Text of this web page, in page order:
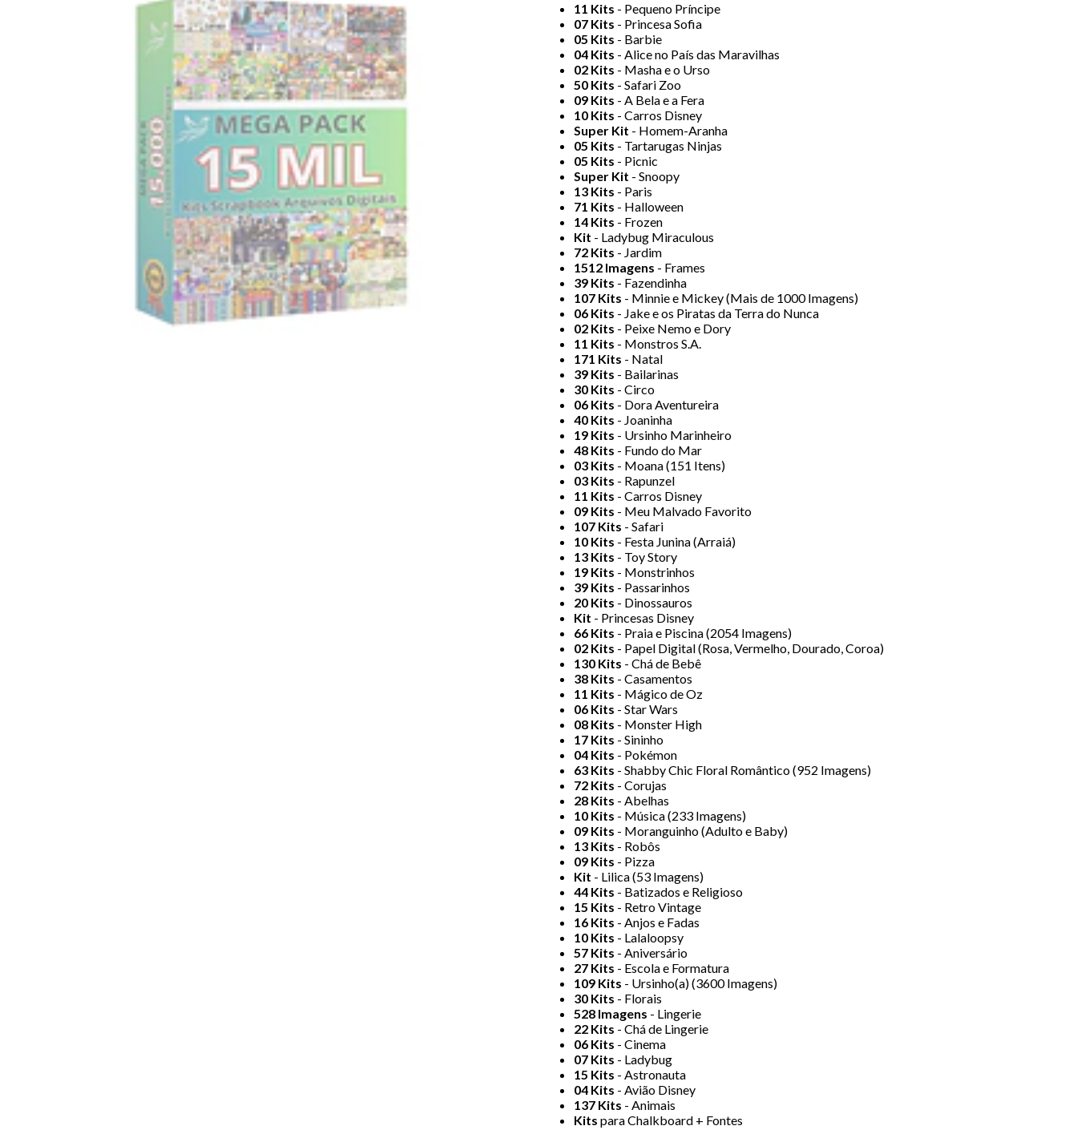
11 Kits - Pequeno Príncipe
07 Kits - Princesa Sofia
05 Kits - Barbie
04 Kits - Alice no País das Maravilhas
02 Kits - Masha e o Urso
50 Kits - Safari Zoo
09 Kits - A Bela e a Fera
10 Kits - Carros Disney
Super Kit - Homem-Aranha
05 Kits - Tartarugas Ninjas
05 Kits - Picnic
Super Kit - Snoopy
13 Kits - Paris
71 Kits - Halloween
14 Kits - Frozen
Kit - Ladybug Miraculous
72 Kits - Jardim
1512 Imagens - Frames
39 Kits - Fazendinha
107 Kits - Minnie e Mickey (Mais de 1000 Imagens)
06 Kits - Jake e os Piratas da Terra do Nunca
02 Kits - Peixe Nemo e Dory
11 Kits - Monstros S.A.
171 Kits - Natal
39 Kits - Bailarinas
30 Kits - Circo
06 Kits - Dora Aventureira
40 Kits - Joaninha
19 Kits - Ursinho Marinheiro
48 Kits - Fundo do Mar
03 Kits - Moana (151 Itens)
03 Kits - Rapunzel
11 Kits - Carros Disney
09 Kits - Meu Malvado Favorito
107 Kits - Safari
10 Kits - Festa Junina (Arraiá)
13 Kits - Toy Story
19 Kits - Monstrinhos
39 Kits - Passarinhos
20 Kits - Dinossauros
Kit - Princesas Disney
66 Kits - Praia e Piscina (2054 Imagens)
02 Kits - Papel Digital (Rosa, Vermelho, Dourado, Coroa)
130 Kits - Chá de Bebê
38 Kits - Casamentos
11 Kits - Mágico de Oz
06 Kits - Star Wars
08 Kits - Monster High
17 Kits - Sininho
04 Kits - Pokémon
63 Kits - Shabby Chic Floral Romântico (952 Imagens)
72 Kits - Corujas
28 Kits - Abelhas
10 Kits - Música (233 Imagens)
09 Kits - Moranguinho (Adulto e Baby)
13 Kits - Robôs
09 Kits - Pizza
Kit - Lilica (53 Imagens)
44 Kits - Batizados e Religioso
15 Kits - Retro Vintage
16 Kits - Anjos e Fadas
10 Kits - Lalaloopsy
57 Kits - Aniversário
27 Kits - Escola e Formatura
109 Kits - Ursinho(a) (3600 Imagens)
30 Kits - Florais
528 Imagens - Lingerie
22 Kits - Chá de Lingerie
06 Kits - Cinema
07 Kits - Ladybug
15 Kits - Astronauta
04 Kits - Avião Disney
137 Kits - Animais
Kits para Chalkboard + Fontes